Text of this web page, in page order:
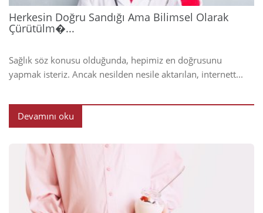
Herkesin Doğru Sandığı Ama Bilimsel Olarak
Çürütülm�...
Sağlık söz konusu olduğunda, hepimiz en doğrusunu
yapmak isteriz. Ancak nesilden nesile aktarılan, internett...
Devamını oku